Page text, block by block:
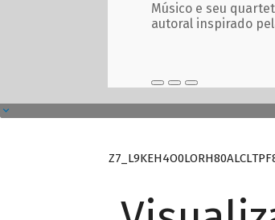
Músico e seu
autoral inspirado